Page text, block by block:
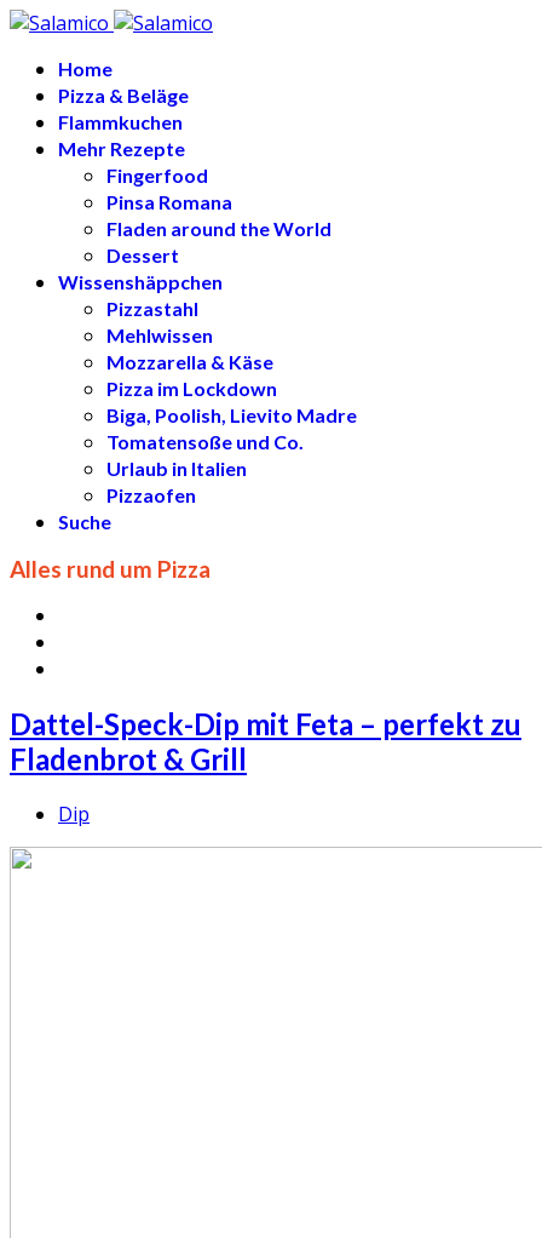
Home
Pizza & Beläge
Flammkuchen
Mehr Rezepte
Fingerfood
Pinsa Romana
Fladen around the World
Dessert
Wissenshäppchen
Pizzastahl
Mehlwissen
Mozzarella & Käse
Pizza im Lockdown
Biga, Poolish, Lievito Madre
Tomatensoße und Co.
Urlaub in Italien
Pizzaofen
Suche
Alles rund um Pizza
Dattel-Speck-Dip mit Feta – perfekt zu
Fladenbrot & Grill
Dip